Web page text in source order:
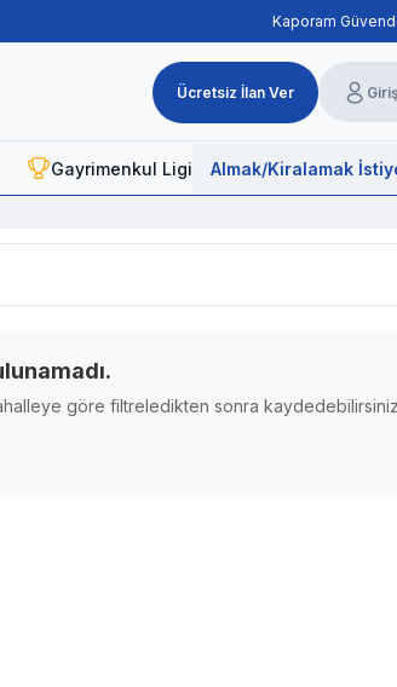
Kaporam
Ücretsiz İlan Ver
Gayrimenkul Ligi Almak/Kiralamak
göre filtreledikten sonra